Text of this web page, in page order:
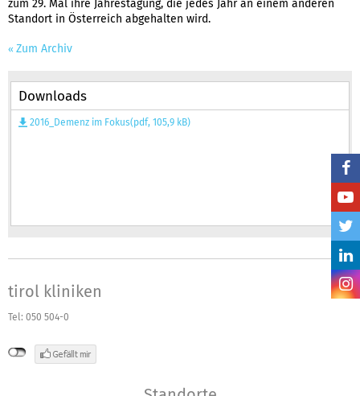
zum 29. Mal ihre Jahrestagung, die jedes Jahr an einem anderen
Standort in Österreich abgehalten wird.
Zum Archiv
Downloads
2016_Demenz im Fokus(pdf, 105,9 kB)
tirol kliniken
Tel: 050 504-0